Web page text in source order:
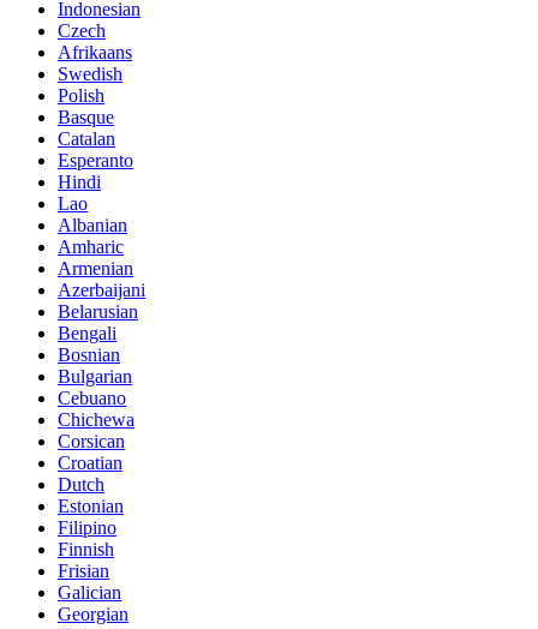
Indonesian
Czech
Afrikaans
Swedish
Polish
Basque
Catalan
Esperanto
Hindi
Lao
Albanian
Amharic
Armenian
Azerbaijani
Belarusian
Bengali
Bosnian
Bulgarian
Cebuano
Chichewa
Corsican
Croatian
Dutch
Estonian
Filipino
Finnish
Frisian
Galician
Georgian